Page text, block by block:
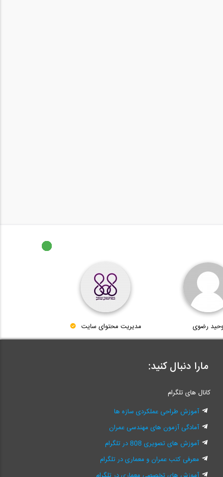
رضوی مدیریت محتوای سایت
مارا دنبال کنید:
کانال های تلگرام
آموزش طراحی عملکردی سازه ها
آمادگی آزمون های مهندسی عمران
آموزش های تصویری 808 در تلگرام
معرفی کتب عمران و معماری در تلگرام